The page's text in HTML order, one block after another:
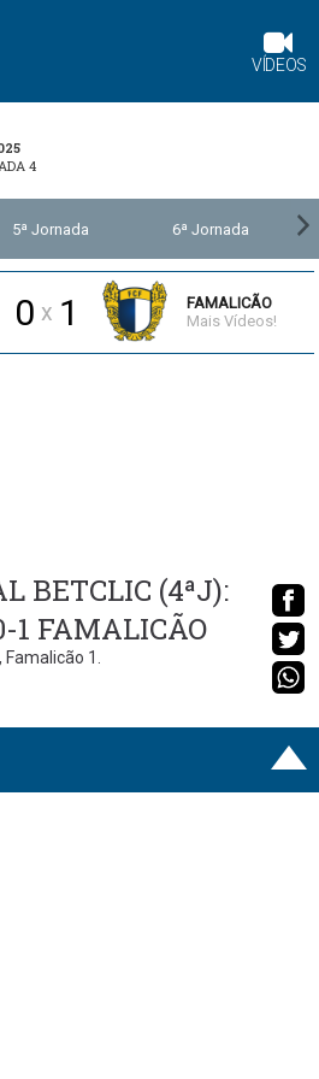
VÍDEOS
4
5ª Jornada 6ª Jornada
0 x 1
FAMALICÃO
Mais Vídeos!
BETCLIC (4ªJ):
1 FAMALICÃO
1.